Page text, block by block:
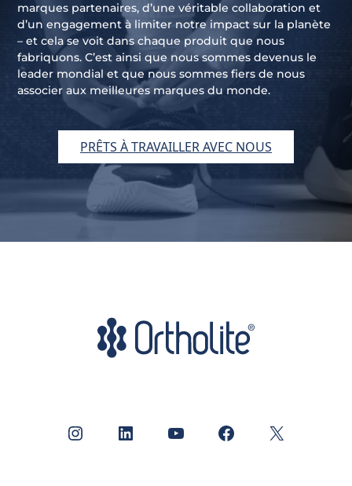
marques partenaires, d’une véritable collaboration et
d’un engagement à limiter notre impact sur la planète
– et cela se voit dans chaque produit que nous
fabriquons. C’est ainsi que nous sommes devenus le
leader mondial et que nous sommes fiers de nous
associer aux meilleures marques du monde.
PRÊTS À TRAVAILLER AVEC NOUS
Instagram LinkedIn YouTube Facebook X